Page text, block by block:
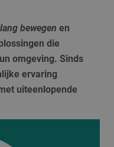
bewegen en
die
omgeving. Sinds
ervaring
uiteenlopende